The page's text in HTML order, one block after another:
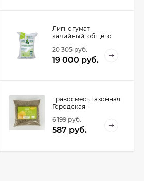
В НАЛИЧИИ
+5 бонус(ов)
550руб.
Лигногумат
калийный, общего
А, 20кг.
20 305руб.
19 000 руб.
Травосмесь газонная
Городская -
6 199руб.
587 руб.